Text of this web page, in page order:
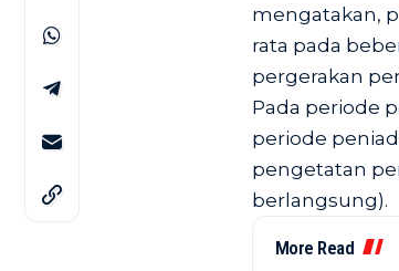
mengatakan,
rata pada
pergerakan
Pada periode
periode
pengetatan
berlangsung).
More Read